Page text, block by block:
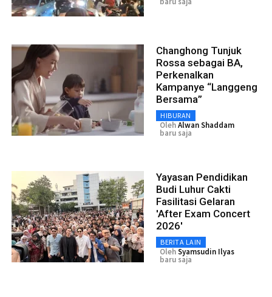
Changhong Tunjuk
Rossa sebagai BA,
Perkenalkan
Kampanye “Langgeng
Bersama”
HIBURAN
OlehAlwan Shaddam
baru saja
Yayasan Pendidikan
Budi Luhur Cakti
Fasilitasi Gelaran
'After Exam Concert
2026'
BERITA LAIN
OlehSyamsudin Ilyas
baru saja